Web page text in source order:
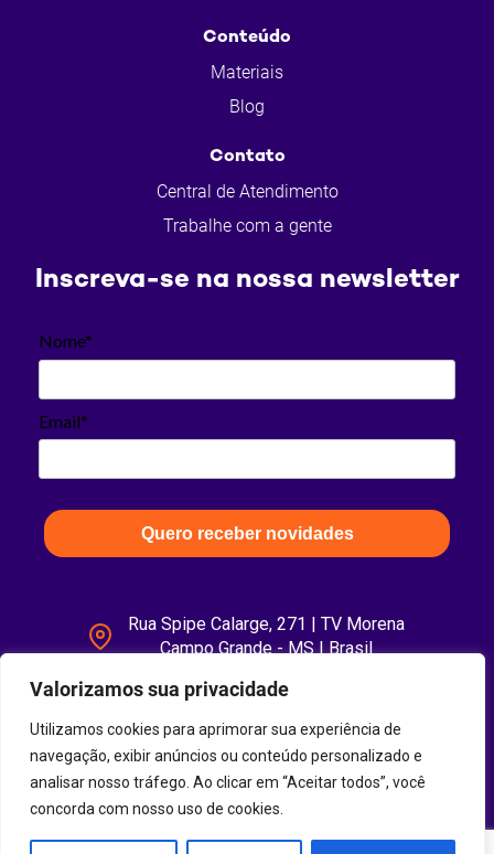
Valorizamos sua privacidade
Utilizamos cookies para aprimorar sua experiência de
navegação, exibir anúncios ou conteúdo personalizado e
analisar nosso tráfego. Ao clicar em “Aceitar todos”, você
concorda com nosso uso de cookies.
Conteúdo
Materiais
Blog
Contato
Central de Atendimento
Trabalhe com a gente
Inscreva-se na nossa newsletter
Nome*
Email*
Quero receber novidades
Rua Spipe Calarge, 271 | TV Morena
Campo Grande - MS | Brasil